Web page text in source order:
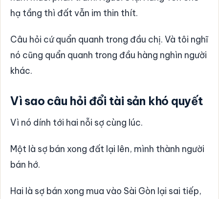
hạ tầng thì đất vẫn im thin thít.
Câu hỏi cứ quẩn quanh trong đầu chị. Và tôi nghĩ
nó cũng quẩn quanh trong đầu hàng nghìn người
khác.
Vì sao câu hỏi đổi tài sản khó quyết
Vì nó dính tới hai nỗi sợ cùng lúc.
Một là sợ bán xong đất lại lên, mình thành người
bán hớ.
Hai là sợ bán xong mua vào Sài Gòn lại sai tiếp,